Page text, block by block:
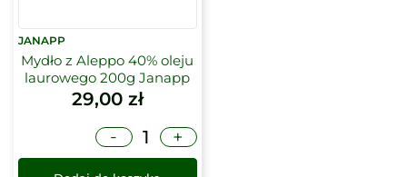
JANAPP
Mydło z Aleppo 40% oleju
laurowego 200g Janapp
29,00 zł
-
+